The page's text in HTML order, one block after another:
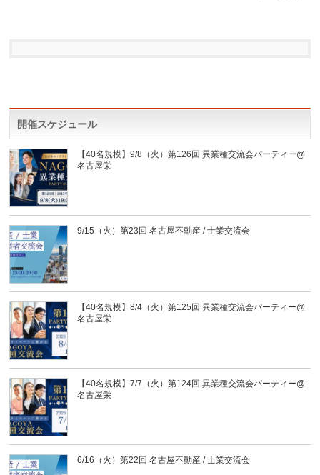
開催スケジュール
【40名規模】9/8（火）第126回 異業種交流会パーティー@
名古屋栄
9/15（火）第23回 名古屋不動産 / 士業交流会
【40名規模】8/4（火）第125回 異業種交流会パーティー@
名古屋栄
【40名規模】7/7（火）第124回 異業種交流会パーティー@
名古屋栄
6/16（火）第22回 名古屋不動産 / 士業交流会